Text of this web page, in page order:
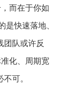
而在于你如
是快速落地、
团队或许反
化、周期宽
可。